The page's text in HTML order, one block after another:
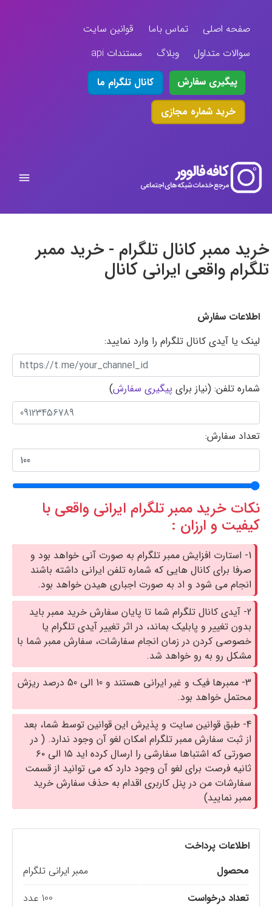
صفحه اصلی تماس باما
قوانین سایت
سوالات متداول
وبلاگ
مستندات api
پیگیری سفارش
کانال تلگرام ما
خرید شماره مجازی
خرید ممبر کانال تلگرام - خرید ممبر
تلگرام واقعی ایرانی کانال
اطلاعات سفارش
لینک یا آیدی کانال تلگرام را وارد نمایید:
شماره تلفن: (نیاز برای پیگیری سفارش)
تعداد سفارش:
نکات خريد ممبر تلگرام ایرانی واقعی با
کیفیت و ارزان :
1- استارت افزایش ممبر تلگرام به صورت آنی خواهد بود و
صرفا برای کانال هایی که شماره تلفن ایرانی داشته باشند
انجام می شود و اد به صورت اجباری هیدن خواهد بود.
2- آیدی کانال تلگرام شما تا پایان سفارش خرید ممبر باید
بدون تغییر و پابلیک بماند، در اثر تغییر آیدی تلگرام یا
خصوصی کردن در زمان انجام سفارشات، سفارش ممبر شما با
مشکل رو به رو خواهد شد.
3- ممبرها فیک و غیر ایرانی هستند و 10 الی 50 درصد ریزش
محتمل خواهد بود.
4- طبق قوانین سایت و پذیرش این قوانین توسط شما، بعد
از ثبت سفارش ممبر تلگرام امکان لغو آن وجود ندارد. ( در
صورتی که اشتباها سفارشی را ارسال کرده اید ۱۵ الی ۶۰
ثانیه فرصت برای لغو آن وجود دارد که می توانید از قسمت
سفارشات من در پنل کاربری اقدام به حذف سفارش خرید
ممبر نمایید)
اطلاعات پرداخت
محصول
ممبر ایرانی تلگرام
تعداد درخواست
100 عدد